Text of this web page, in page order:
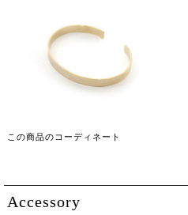
この商品のコーディネート
Accessory